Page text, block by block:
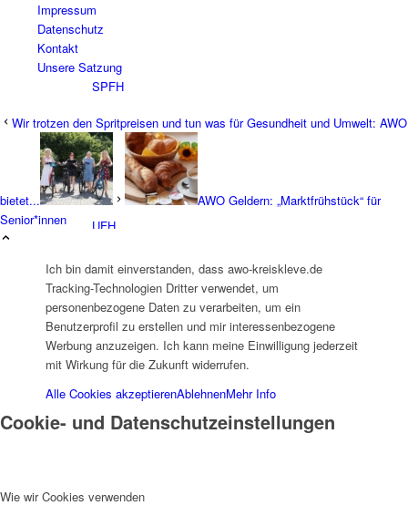
SPFH
UFH
Erziehungsbeistand
AHOI
Impressum
Datenschutz
Kontakt
Unsere Satzung
Wir trotzen den Spritpreisen und tun was für Gesundheit und Umwelt: AWO
bietet...
AWO Geldern: „Marktfrühstück“ für
Senior*innen
Ich bin damit einverstanden, dass awo-kreiskleve.de
Tracking-Technologien Dritter verwendet, um
personenbezogene Daten zu verarbeiten, um ein
Benutzerprofil zu erstellen und mir interessenbezogene
Werbung anzuzeigen. Ich kann meine Einwilligung jederzeit
mit Wirkung für die Zukunft widerrufen.
Alle Cookies akzeptierenAblehnenMehr Info
Cookie- und Datenschutzeinstellungen
Wie wir Cookies verwenden